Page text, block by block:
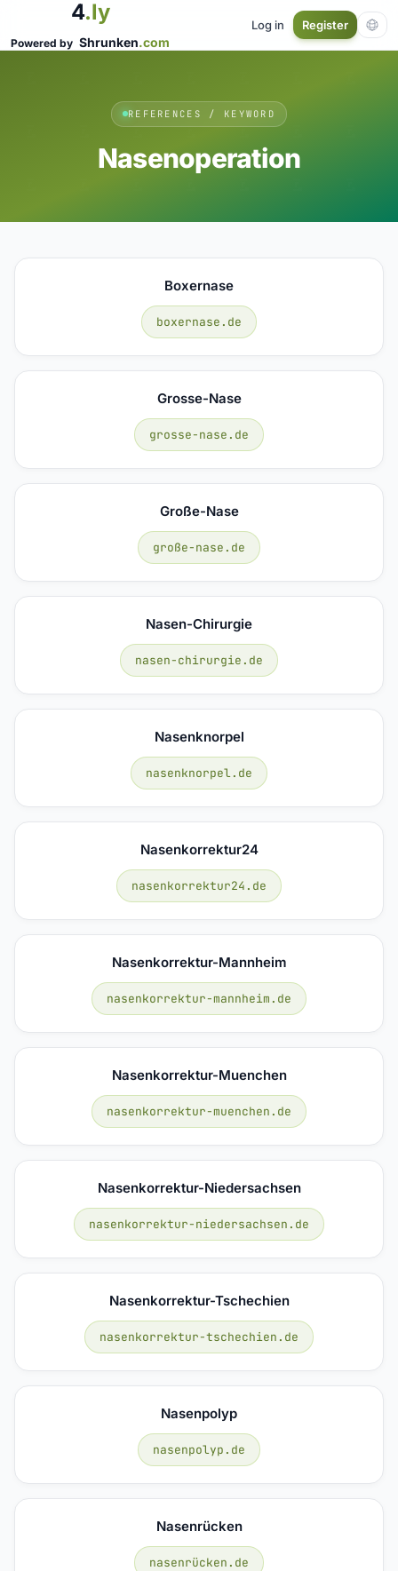
4.ly
Powered by Shrunken.com
Log in Register
REFERENCES / KEYWORD
Nasenoperation
Boxernase
boxernase.de
Grosse-Nase
grosse-nase.de
Große-Nase
große-nase.de
Nasen-Chirurgie
nasen-chirurgie.de
Nasenknorpel
nasenknorpel.de
Nasenkorrektur24
nasenkorrektur24.de
Nasenkorrektur-Mannheim
nasenkorrektur-mannheim.de
Nasenkorrektur-Muenchen
nasenkorrektur-muenchen.de
Nasenkorrektur-Niedersachsen
nasenkorrektur-niedersachsen.de
Nasenkorrektur-Tschechien
nasenkorrektur-tschechien.de
Nasenpolyp
nasenpolyp.de
Nasenrücken
nasenrücken.de